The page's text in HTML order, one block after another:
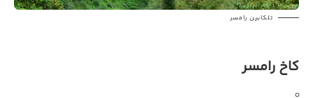
تلکابین رامسر
کاخ رامسر